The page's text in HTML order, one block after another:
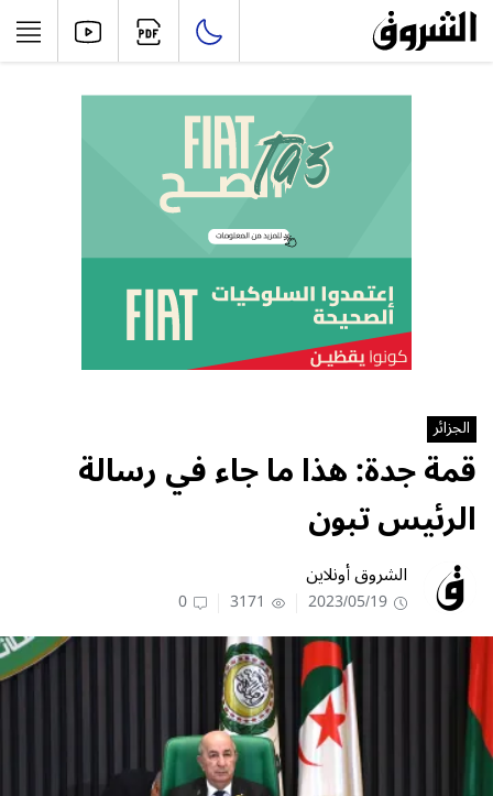
الجزائر
قمة جدة: هذا ما جاء في رسالة
الرئيس تبون
الشروق أونلاين
2023/05/19
3171
0